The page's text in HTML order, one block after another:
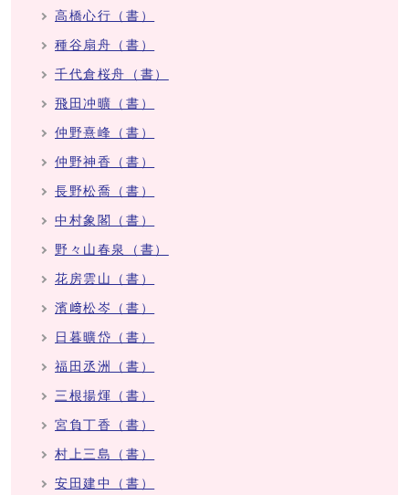
高橋心行（書）
種谷扇舟（書）
千代倉桜舟（書）
飛田冲曠（書）
仲野熹峰（書）
仲野神香（書）
長野松喬（書）
中村象閣（書）
野々山春泉（書）
花房雲山（書）
濱﨑松岑（書）
日暮曠岱（書）
福田丞洲（書）
三根揚煇（書）
宮負丁香（書）
村上三島（書）
安田建中（書）